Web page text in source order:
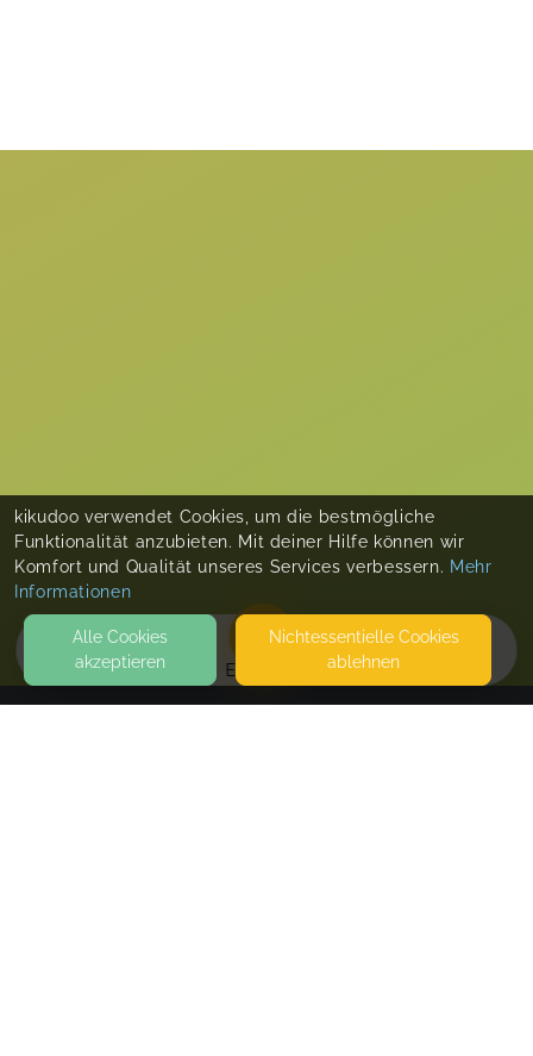
EVENTS
kikudoo verwendet Cookies, um die bestmögliche
Funktionalität anzubieten. Mit deiner Hilfe können wir
Komfort und Qualität unseres Services verbessern. Mehr
Informationen
Alle Cookies
akzeptieren
Nicht­essentielle Cookies
ablehnen